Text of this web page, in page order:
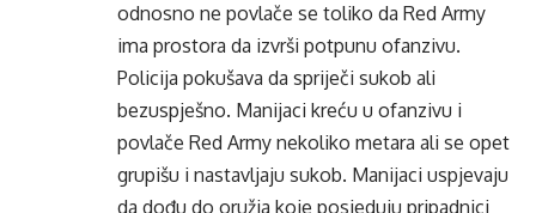
odnosno ne povlače se toliko da Red Army
ima prostora da izvrši potpunu ofanzivu.
Policija pokušava da spriječi sukob ali
bezuspješno. Manijaci kreću u ofanzivu i
povlače Red Army nekoliko metara ali se opet
grupišu i nastavljaju sukob. Manijaci uspjevaju
da dođu do oružja koje posjeduju pripadnici